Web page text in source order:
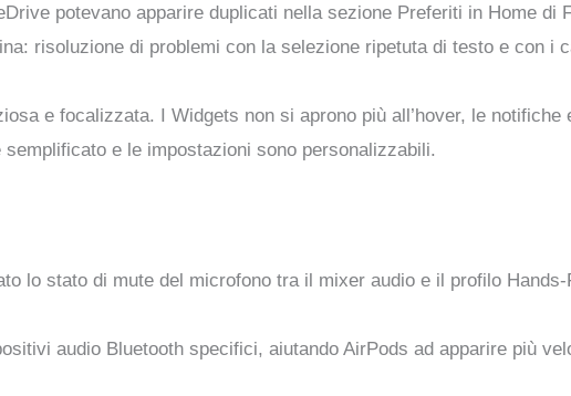
potevano apparire duplicati nella sezione Preferiti in Home di
risoluzione di problemi con la selezione ripetuta di testo e con i
e focalizzata. I Widgets non si aprono più all’hover, le
semplificato e le impostazioni sono personalizzabili.
lo stato di mute del microfono tra il mixer audio e il profilo Hands-
audio Bluetooth specifici, aiutando AirPods ad apparire più